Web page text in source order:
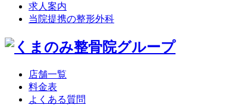
求人案内
当院提携の整形外科
店舗一覧
料金表
よくある質問